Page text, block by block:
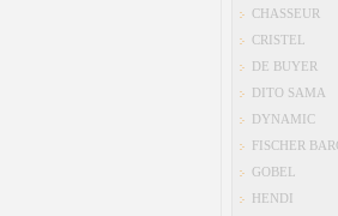
CHASSEUR
CRISTEL
DE BUYER
DITO SAMA
DYNAMIC
FISCHER
GOBEL
HENDI